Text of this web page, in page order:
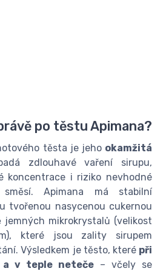
po těstu Apimana?
těsta je jeho okamžitá
zdlouhavé vaření sirupu,
koncentrace i riziko nevhodné
Apimana má stabilní
tvořenou nasycenou cukernou
mikrokrystalů (velikost
které jsou zality sirupem
Výsledkem je těsto, které při
v teple neteče – včely se